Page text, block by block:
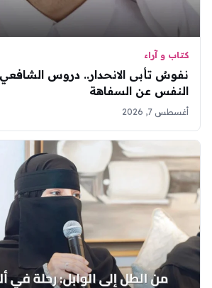
كتاب و آراء
نفوسٌ تأبى الانحدار.. دروس
النفس عن السفاهة
أغسطس 7, 2026